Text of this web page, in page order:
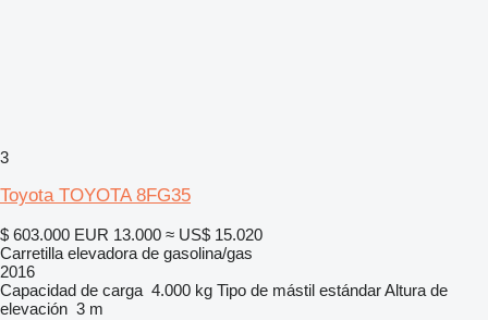
3
Toyota TOYOTA 8FG35
$ 603.000 EUR 13.000 ≈ US$ 15.020
Carretilla elevadora de gasolina/gas
2016
Capacidad de carga 4.000 kg Tipo de mástil estándarAltura de
elevación 3 m